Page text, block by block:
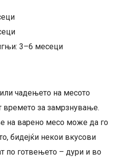
3–6 месеци
чадењето на месото
времето за замрзнување.
на варено месо може да го
бидејќи некои вкусови
по готвењето – дури и во